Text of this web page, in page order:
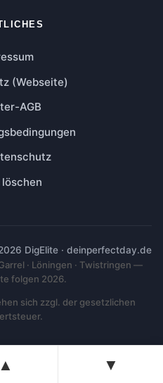
(Webseite)
AGB
löschen
DigElite · deinperfectday.de
· Löningen · Twistringen —
folgen 2026.
sich zzgl. der gesetzlichen
▲ ▼